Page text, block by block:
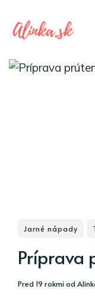
Jarné nápady
Príprava
pred 19 rokmiod